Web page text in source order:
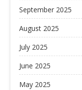
September 2025
August 2025
July 2025
June 2025
May 2025